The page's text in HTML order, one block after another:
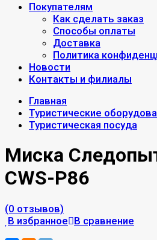
Покупателям
Как сделать заказ
Способы оплаты
Доставка
Политика
Новости
Контакты и филиалы
Главная
Туристические
Туристическая посуда
Миска
CWS-P86
(0 отзывов)
В избранное В сравнение